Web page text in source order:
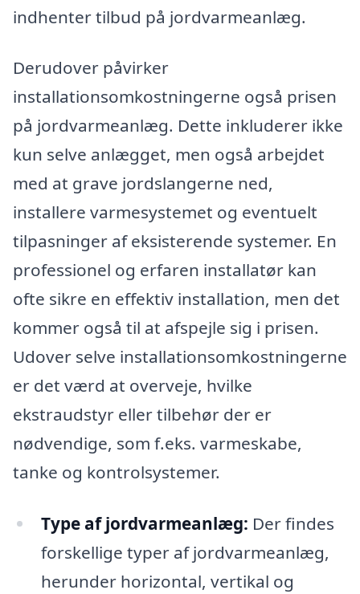
indhenter tilbud på jordvarmeanlæg.
Derudover påvirker
installationsomkostningerne også prisen
på jordvarmeanlæg. Dette inkluderer ikke
kun selve anlægget, men også arbejdet
med at grave jordslangerne ned,
installere varmesystemet og eventuelt
tilpasninger af eksisterende systemer. En
professionel og erfaren installatør kan
ofte sikre en effektiv installation, men det
kommer også til at afspejle sig i prisen.
Udover selve installationsomkostningerne
er det værd at overveje, hvilke
ekstraudstyr eller tilbehør der er
nødvendige, som f.eks. varmeskabe,
tanke og kontrolsystemer.
Type af jordvarmeanlæg: Der findes
forskellige typer af jordvarmeanlæg,
herunder horizontal, vertikal og